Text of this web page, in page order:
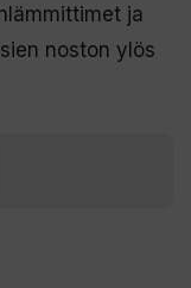
ja
noston ylös